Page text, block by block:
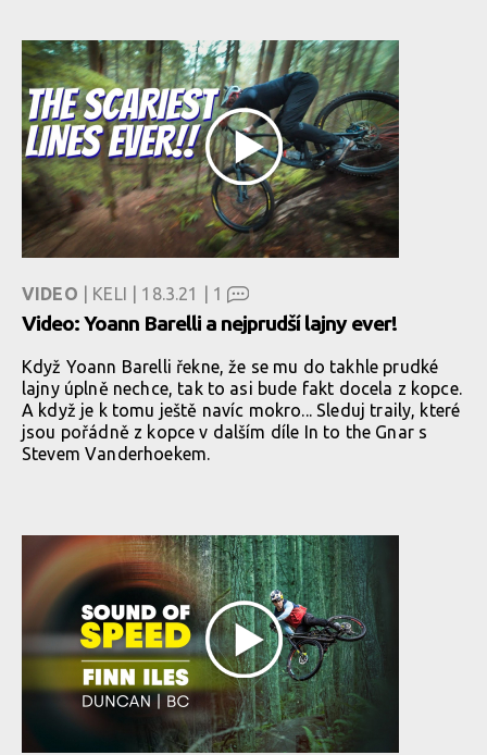
VIDEO | KELI | 18.3.21 | 1
Video: Yoann Barelli a nejprudší lajny ever!
Když Yoann Barelli řekne, že se mu do takhle prudké
lajny úplně nechce, tak to asi bude fakt docela z kopce.
A když je k tomu ještě navíc mokro... Sleduj traily, které
jsou pořádně z kopce v dalším díle In to the Gnar s
Stevem Vanderhoekem.